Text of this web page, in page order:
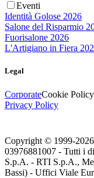
Eventi
Identità Golose 2026
Salone del Risparmio
Fuorisalone 2026
L'Artigiano in Fiera
Legal
CorporateCookie Policy
Privacy Policy
Copyright © 1999-2026
03976881007 - Tutti i
S.p.A. - RTI S.p.A.,
Bassi) - Uffici Viale